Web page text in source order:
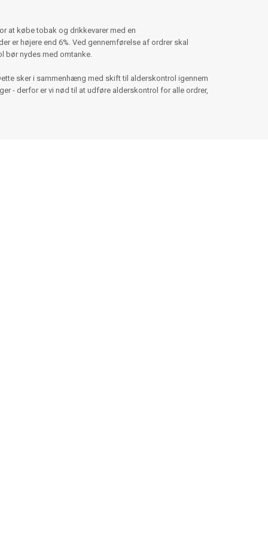
at købe tobak og drikkevarer med en
er højere end 6%. Ved gennemførelse af ordrer skal
nydes med omtanke.
sker i sammenhæng med skift til alderskontrol igennem
- derfor er vi nød til at udføre alderskontrol for alle ordrer,